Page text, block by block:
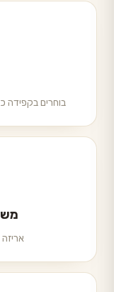
בוחרים בקפידה